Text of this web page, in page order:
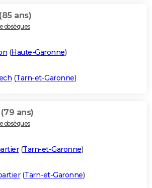
(85 ans)
obsèques
(Haute-Garonne)
(Tarn-et-Garonne)
(79 ans)
obsèques
(Tarn-et-Garonne)
(Tarn-et-Garonne)